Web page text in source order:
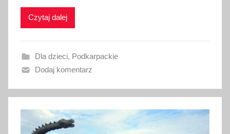
a
1
s
i
Czytaj dalej
Dla dzieci, Podkarpackie
Dodaj komentarz